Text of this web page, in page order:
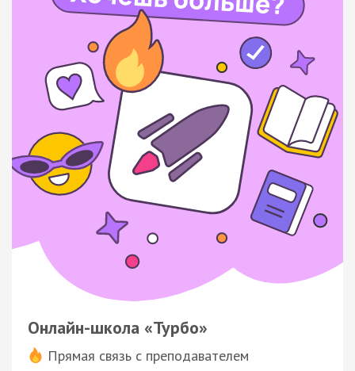
Онлайн-школа «Турбо»
Прямая связь с преподавателем